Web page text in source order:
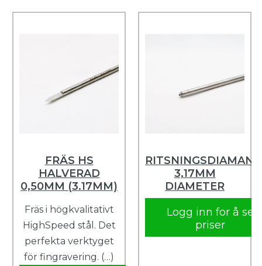
FRÄS HS
HALVERAD
0,50MM (3.17MM)
Fräs i högkvalitativt
HighSpeed ​​stål. Det
perfekta verktyget
för fingravering. (…)
RITSNINGSDIAMANT
3,17MM
DIAMETER
Logg inn for å se
priser